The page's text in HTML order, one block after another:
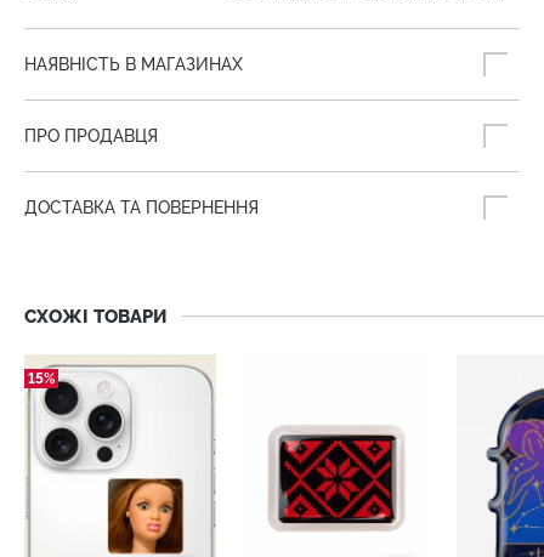
НАЯВНІСТЬ В МАГАЗИНАХ
ПРО ПРОДАВЦЯ
ДОСТАВКА ТА ПОВЕРНЕННЯ
СХОЖІ ТОВАРИ
15%